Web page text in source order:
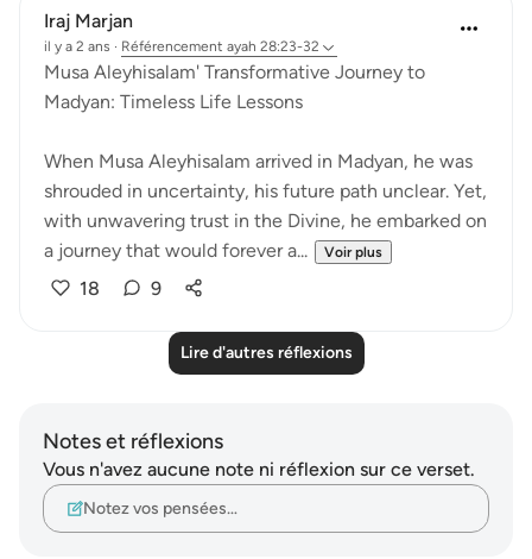
Iraj Marjan
il y a 2 ans · Référencement ayah 28:23-32
Musa Aleyhisalam' Transformative Journey to
Madyan: Timeless Life Lessons
When Musa Aleyhisalam arrived in Madyan, he was
shrouded in uncertainty, his future path unclear. Yet,
with unwavering trust in the Divine, he embarked on
a journey that would forever a...
Voir plus
18 9
Lire d'autres réflexions
Notes et réflexions
Vous n'avez aucune note ni réflexion sur ce verset.
Notez vos pensées…